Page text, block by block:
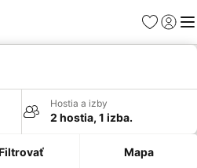
Obľúbené
Hostia a izby
2 hostia, 1 izba.
Mapa